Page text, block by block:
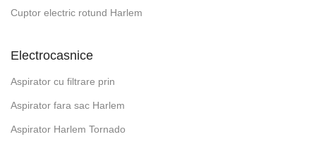
Cuptor electric rotund Harlem
Electrocasnice
Aspirator cu filtrare prin
Aspirator fara sac Harlem
Aspirator Harlem Tornado